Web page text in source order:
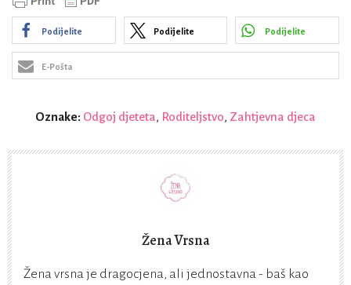
Podijelite Podijelite Podijelite
E-Pošta
Oznake: Odgoj djeteta, Roditeljstvo, Zahtjevna djeca
Žena Vrsna
Žena vrsna je dragocjena, ali jednostavna - baš kao